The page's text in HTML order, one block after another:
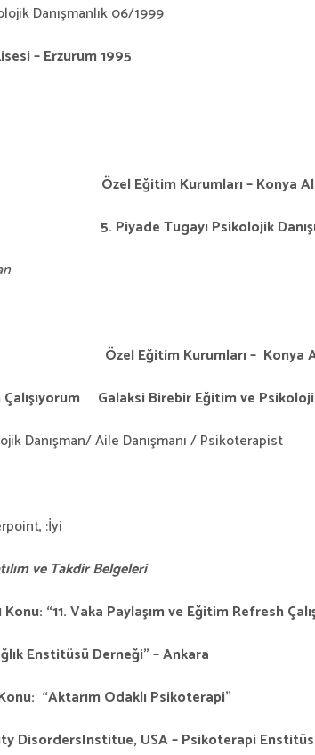
Danışmanlık 06/1999
– Erzurum 1995
Özel Eğitim Kurumları – Konya
Piyade Tugayı Psikolojik Danışma
Özel Eğitim Kurumları – Konya
Galaksi Birebir Eğitim ve
Danışman/ Aile Danışmanı / Psikoterapist
:İyi
ve Takdir Belgeleri
Konu: “11. Vaka Paylaşım ve Eğitim Refresh
Enstitüsü Derneği” – Ankara
“Aktarım Odaklı Psikoterapi”
DisordersInstitue, USA – Psikoterapi